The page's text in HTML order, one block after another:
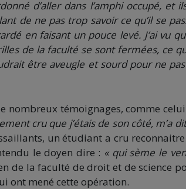
d’aller dans l’amphi occupé, et
de ne pas trop savoir ce qu’il se
en faisant un pouce levé. J’ai vu
de la faculté se sont fermées, ce
être aveugle et sourd pour ne
nombreux témoignages, comme
cru que j’étais de son côté, m’a
un étudiant a cru
le doyen dire : « qui sème le
de la faculté de droit et de science
ont mené cette opération.